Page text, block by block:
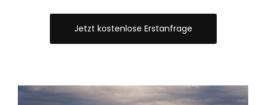
Jetzt kostenlose Erstanfrage